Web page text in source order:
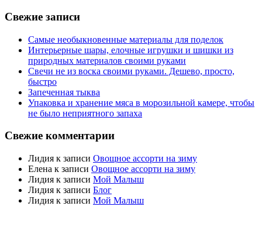
Свежие записи
Самые необыкновенные материалы для поделок
Интерьерные шары, елочные игрушки и шишки из
природных материалов своими руками
Свечи не из воска своими руками. Дешево, просто,
быстро
Запеченная тыква
Упаковка и хранение мяса в морозильной камере, чтобы
не было неприятного запаха
Свежие комментарии
Лидия к записи Овощное ассорти на зиму
Елена к записи Овощное ассорти на зиму
Лидия к записи Мой Малыш
Лидия к записи Блог
Лидия к записи Мой Малыш